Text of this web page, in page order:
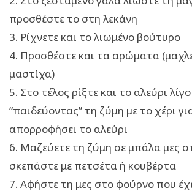
προσθέστε το στη λεκάνη
3. Ρίχνετε και το λιωμένο βούτυρο
4. Προσθέστε και τα αρώματα
μαστίχα)
5. Στο τέλος ρίξτε και το αλεύρι
“παιδεύοντας” τη ζύμη με το χέρι
απορροφήσει το αλεύρι
6. Μαζεύετε τη ζύμη σε μπάλα μες
σκεπάστε με πετσέτα ή κουβέρτα
7. Αφήστε τη μες στο φούρνο που